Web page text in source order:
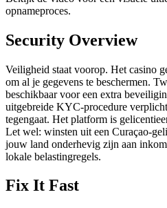
opnameproces.
Security Overview
Veiligheid staat voorop. Het casino
om al je gegevens te beschermen.
beschikbaar voor een extra
uitgebreide KYC-procedure
tegengaat. Het platform is
Let wel: winsten uit een Curaçao-
jouw land onderhevig zijn aan
lokale belastingregels.
Fix It Fast